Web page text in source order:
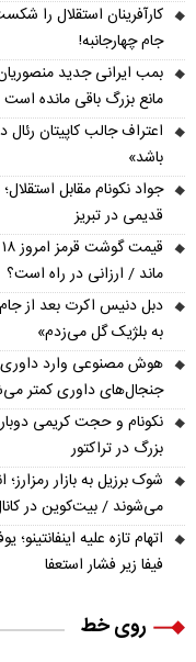
کارآفرینان استقلال را
جام چهارجانبه!
بمب ایرانی جدید
مانع بزرگ باقی مانده است
اعتراف جالب کاپیتان رئال
باشد»
جواد نکونام مقابل
قدیمی در تبریز
ماند / ارزانی در راه است؟
دبل دنیس اکرت بعد از
به بلژیک گل می‌زدم»
جنجال‌های داوری کمتر
نکونام و حجت کریمی
بزرگ در تراکتور
می‌شوند / بیت‌کوین در کانال ۶۴ هزار
اتهام تازه علیه
فیفا زیر فشار استعفا
روی خط